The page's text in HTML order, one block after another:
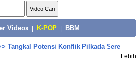
Videos K-POP BBM
Tangkal Potensi Konflik Pilkada Sere
Lebih